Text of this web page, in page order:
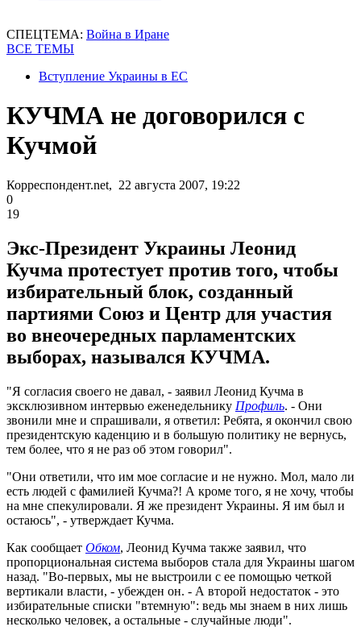
СПЕЦТЕМА: Война в Иране
ВСЕ ТЕМЫ
Вступление Украины в ЕС
КУЧМА не договорился с
Кучмой
Корреспондент.net, 22 августа 2007, 19:22
0
19
Экс-Президент Украины Леонид
Кучма протестует против того, чтобы
избирательный блок, созданный
партиями Союз и Центр для участия
во внеочередных парламентских
выборах, назывался КУЧМА.
"Я согласия своего не давал, - заявил Леонид Кучма в
эксклюзивном интервью еженедельнику Профиль. - Они
звонили мне и спрашивали, я ответил: Ребята, я окончил свою
президентскую каденцию и в большую политику не вернусь,
тем более, что я не раз об этом говорил".
"Они ответили, что им мое согласие и не нужно. Мол, мало ли
есть людей с фамилией Кучма?! А кроме того, я не хочу, чтобы
на мне спекулировали. Я же президент Украины. Я им был и
остаюсь", - утверждает Кучма.
Как сообщает Обком, Леонид Кучма также заявил, что
пропорциональная система выборов стала для Украины шагом
назад. "Во-первых, мы не выстроили с ее помощью четкой
вертикали власти, - убежден он. - А второй недостаток - это
избирательные списки "втемную": ведь мы знаем в них лишь
несколько человек, а остальные - случайные люди".